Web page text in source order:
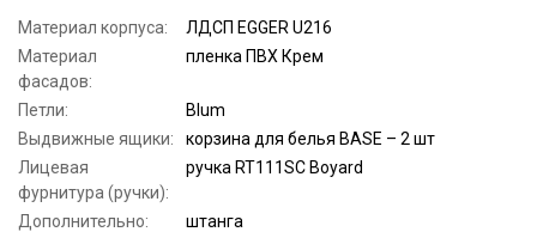
Материал корпуса:
ЛДСП EGGER U216
Материал
фасадов:
пленка ПВХ Крем
Петли:
Blum
Выдвижные ящики:
корзина для белья BASE – 2 шт
Лицевая
фурнитура (ручки):
ручка RT111SC Boyard
Дополнительно:
штанга